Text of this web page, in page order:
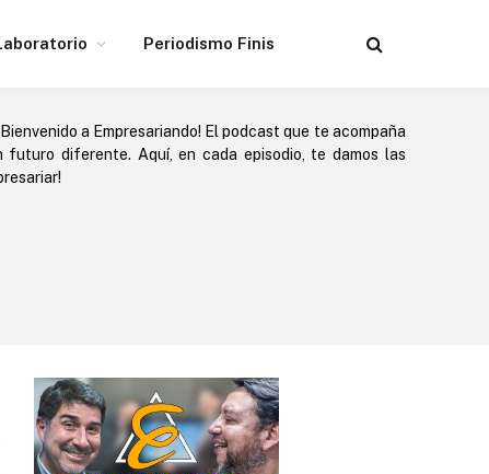
Periodismo Finis
a Empresariando! El podcast que te acompaña
diferente. Aquí, en cada episodio, te damos las